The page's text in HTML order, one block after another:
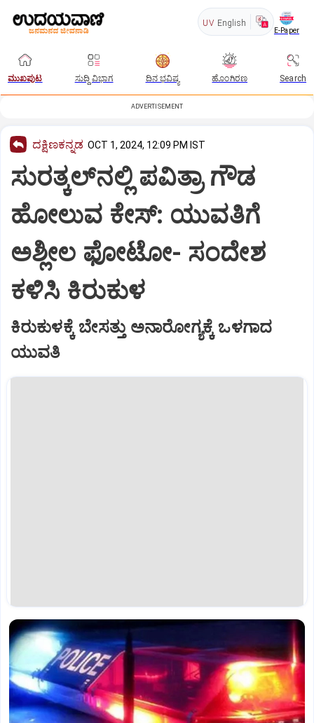
UV English
E-Paper
ಮುಖಪುಟ ಸುದ್ದಿ ವಿಭಾಗ ದಿನ ಭವಿಷ್ಯ ಹೊಂಗಿರಣ Search
ADVERTISEMENT
ದಕ್ಷಿಣಕನ್ನಡ OCT 1, 2024, 12:09 PM IST
ಸುರತ್ಕಲ್‌ನಲ್ಲಿ ಪವಿತ್ರಾ ಗೌಡ
ಹೋಲುವ ಕೇಸ್: ಯುವತಿಗೆ
ಅಶ್ಲೀಲ ಫೋಟೋ- ಸಂದೇಶ
ಕಳಿಸಿ ಕಿರುಕುಳ
ಕಿರುಕುಳಕ್ಕೆ ಬೇಸತ್ತು ಅನಾರೋಗ್ಯಕ್ಕೆ ಒಳಗಾದ
ಯುವತಿ